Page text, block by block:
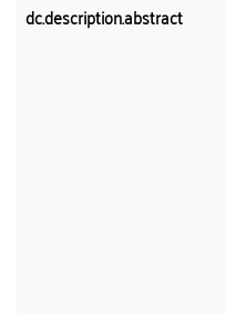
dc.description.abstract